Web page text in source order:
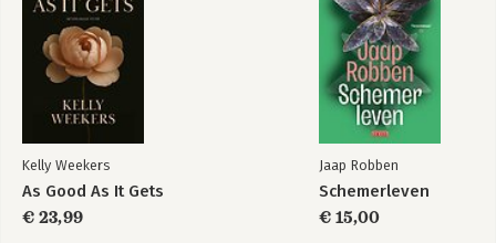
Kelly Weekers
As Good As It Gets
€ 23,99
Jaap Robben
Schemerleven
€ 15,00